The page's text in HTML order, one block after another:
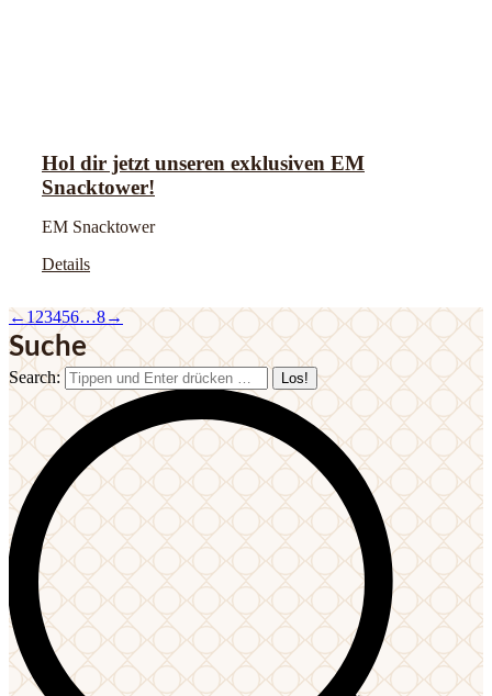
Hol dir jetzt unseren exklusiven EM
Snacktower!
EM Snacktower
Details
←123456…8→
Suche
Search: